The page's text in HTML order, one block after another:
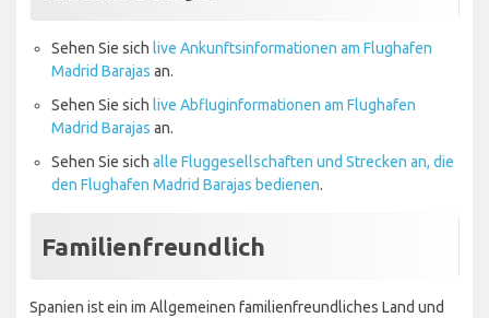
Sehen Sie sich live Ankunftsinformationen am Flughafen
Madrid Barajas an.
Sehen Sie sich live Abfluginformationen am Flughafen
Madrid Barajas an.
Sehen Sie sich alle Fluggesellschaften und Strecken an, die
den Flughafen Madrid Barajas bedienen.
Familienfreundlich
Spanien ist ein im Allgemeinen familienfreundliches Land und